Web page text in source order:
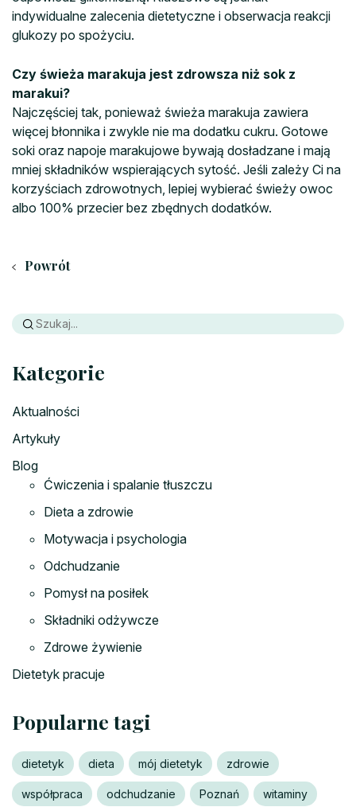
indywidualne zalecenia dietetyczne i obserwacja reakcji
glukozy po spożyciu.
Czy świeża marakuja jest zdrowsza niż sok z
marakui?
Najczęściej tak, ponieważ świeża marakuja zawiera
więcej błonnika i zwykle nie ma dodatku cukru. Gotowe
soki oraz napoje marakujowe bywają dosładzane i mają
mniej składników wspierających sytość. Jeśli zależy Ci na
korzyściach zdrowotnych, lepiej wybierać świeży owoc
albo 100% przecier bez zbędnych dodatków.
Powrót
Kategorie
Aktualności
Artykuły
Blog
Ćwiczenia i spalanie tłuszczu
Dieta a zdrowie
Motywacja i psychologia
Odchudzanie
Pomysł na posiłek
Składniki odżywcze
Zdrowe żywienie
Dietetyk pracuje
Popularne tagi
dietetyk dieta mój dietetyk zdrowie
współpraca odchudzanie Poznań witaminy